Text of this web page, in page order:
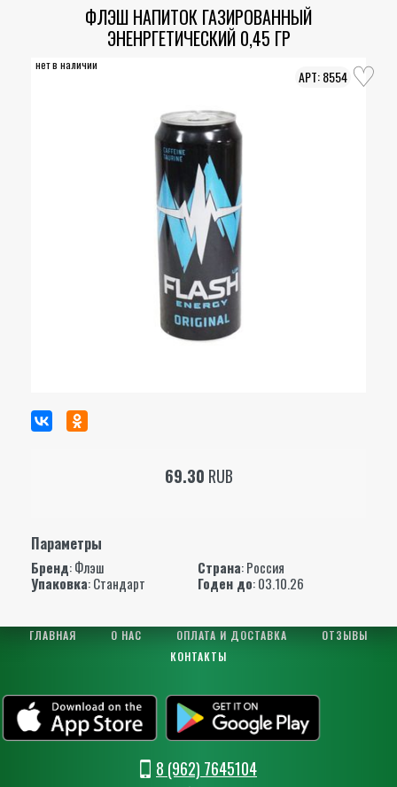
ФЛЭШ НАПИТОК ГАЗИРОВАННЫЙ
ЭНЕНРГЕТИЧЕСКИЙ 0,45 ГР
нет в наличии
8554
69.30 RUB
Параметры
Бренд:Флэш Страна: Россия
Упаковка: Стандарт Годен до: 03.10.26
ГЛАВНАЯ О НАС ОПЛАТА И ДОСТАВКА
ОТЗЫВЫ
КОНТАКТЫ
8 (962) 7645104